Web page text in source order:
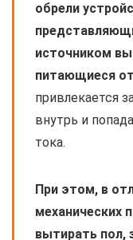
обрели
источником
питающиеся
привлекается
внутрь и
тока.
При этом, в
механических
вытирать пол,